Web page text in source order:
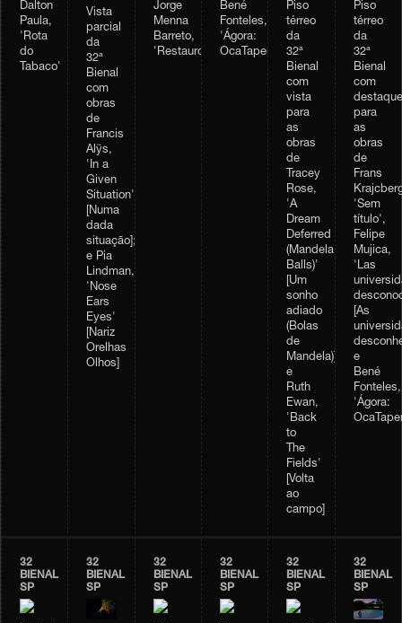
Dalton
Paula,
'Rota
do
Tabaco'
Vista
parcial
da
32ª
Bienal
com
obras
de
Francis
Alÿs,
'In a
Given
Situation'
[Numa
dada
situação];
e Pia
Lindman,
'Nose
Ears
Eyes'
[Nariz
Orelhas
Olhos]
Jorge
Menna
Barreto,
'Restauro'
Bené
Fonteles,
'Ágora:
OcaTaperaTerreiro'
Piso
térreo
da
32ª
Bienal
com
vista
para
as
obras
de
Tracey
Rose,
'A
Dream
Deferred
(Mandela
Balls)'
[Um
sonho
adiado
(Bolas
de
Mandela)];
e
Ruth
Ewan,
'Back
to
The
Fields'
[Volta
ao
campo]
Piso
térreo
da
32ª
Bienal
com
destaque
para
as
obras
de
Frans
'Sem
título',
Felipe
Mujica,
'Las
[As
e
Bené
Fonteles,
'Ágora:
32
BIENAL
SP
32
BIENAL
SP
32
BIENAL
SP
32
BIENAL
SP
32
BIENAL
SP
32
BIENAL
SP